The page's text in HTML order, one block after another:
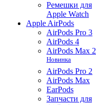
Ремешки для
Apple Watch
Apple AirPods
AirPods Pro 3
AirPods 4
AirPods Max 2
Новинка
AirPods Pro 2
AirPods Max
EarPods
Запчасти для